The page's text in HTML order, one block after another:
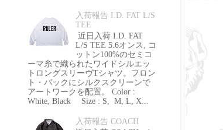
入荷報告 I.D. FAT L/S
TEE
近日入荷 I.D. FAT
L/S TEE 5.6オンス, コ
ットン100%のセミコ
ーマ糸で織られたワイドシルエッ
トロングスリーヴTシャツ。フロン
ト・バックにシルクスクリーンで
アートワークを配置。 Color :
White, Black Size : S, M, L, X...
入荷報告 COACH